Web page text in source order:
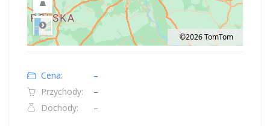
Road
©2026 TomTom
Cena:
–
Przychody:
–
Dochody:
–